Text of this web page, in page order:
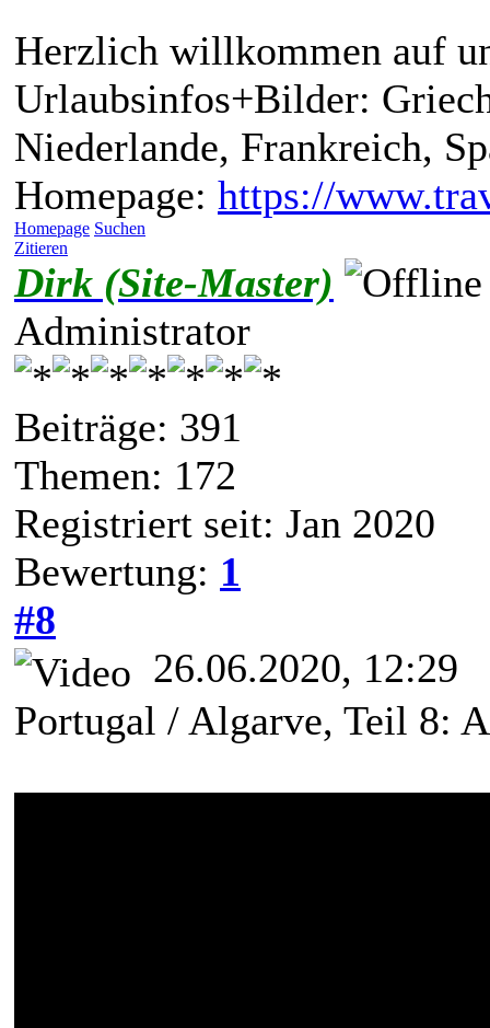
Herzlich willkommen auf
Urlaubsinfos+Bilder:
Niederlande, Frankreich,
Homepage: https://
Homepage Suchen
Zitieren
Dirk (Site-Master)
Administrator
Beiträge: 391
Themen: 172
Registriert seit: Jan 2020
Bewertung: 1
#8
26.06.2020, 12:29
Portugal / Algarve, Teil 8: